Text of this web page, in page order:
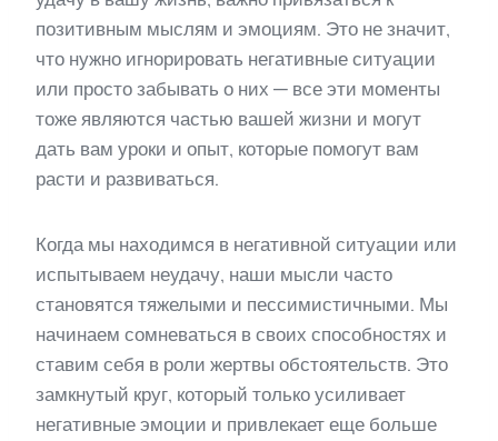
позитивным мыслям и эмоциям. Это не значит,
что нужно игнорировать негативные ситуации
или просто забывать о них — все эти моменты
тоже являются частью вашей жизни и могут
дать вам уроки и опыт, которые помогут вам
расти и развиваться.
Когда мы находимся в негативной ситуации или
испытываем неудачу, наши мысли часто
становятся тяжелыми и пессимистичными. Мы
начинаем сомневаться в своих способностях и
ставим себя в роли жертвы обстоятельств. Это
замкнутый круг, который только усиливает
негативные эмоции и привлекает еще больше